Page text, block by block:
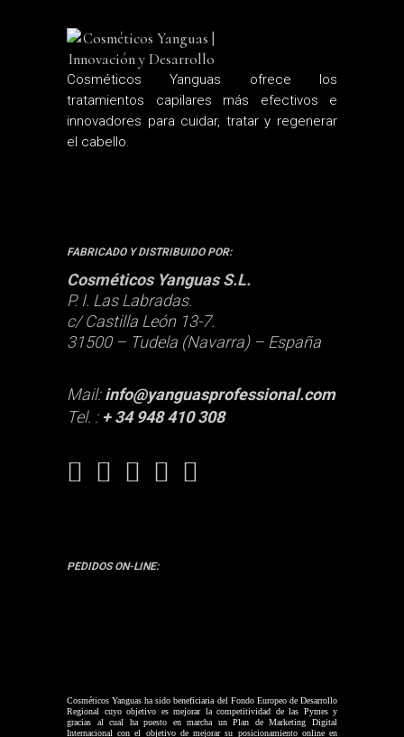
Cosméticos Yanguas ofrece los
tratamientos capilares más efectivos e
innovadores para cuidar, tratar y regenerar
el cabello.
FABRICADO Y DISTRIBUIDO POR:
Cosméticos Yanguas S.L.
P. I. Las Labradas.
c/ Castilla León 13-7.
31500 – Tudela (Navarra) – España
Mail:info@yanguasprofessional.com
Tel. :+ 34 948 410 308
PEDIDOS ON-LINE:
Cosméticos Yanguas ha sido beneficiaria del Fondo Europeo de Desarrollo
Regional cuyo objetivo es mejorar la competitividad de las Pymes y
gracias al cual ha puesto en marcha un Plan de Marketing Digital
Internacional con el objetivo de mejorar su posicionamiento online en